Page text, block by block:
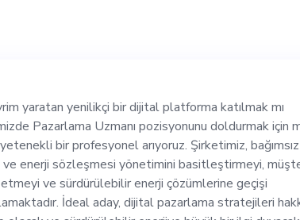
arıyoruz.
ve enerji
yaratan yenilikçi bir dijital platforma katılmak mı
Pazarlama Uzmanı pozisyonunu doldurmak için
bir profesyonel arıyoruz. Şirketimiz, bağımsız
enerji sözleşmesi yönetimini basitleştirmeyi,
ve sürdürülebilir enerji çözümlerine geçişi
İdeal aday, dijital pazarlama stratejileri